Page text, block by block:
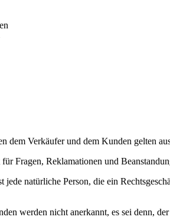
dem Verkäufer und dem Kunden gelten
Fragen, Reklamationen und
jede natürliche Person, die ein
werden nicht anerkannt, es sei denn,